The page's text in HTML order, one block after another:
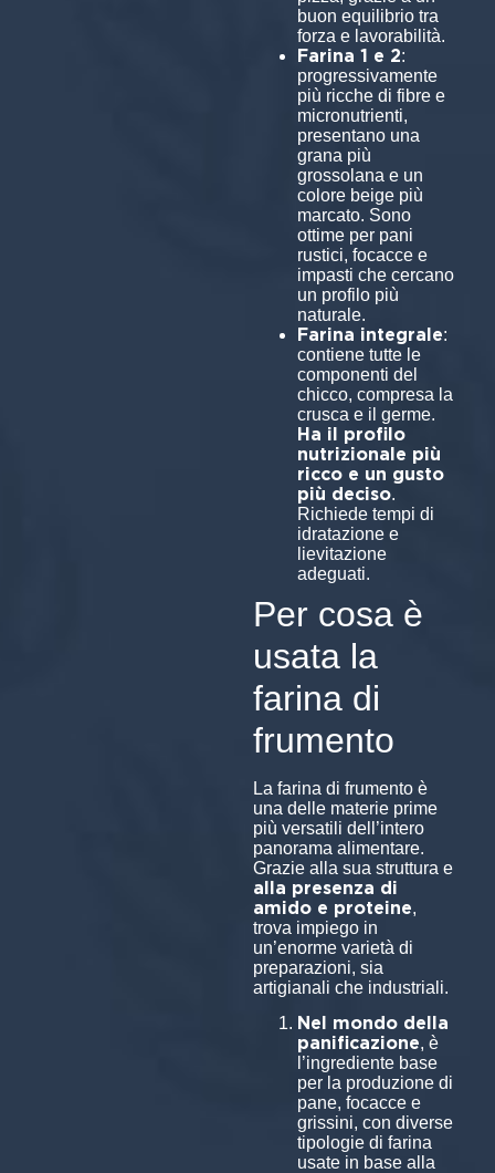
buon equilibrio tra
forza e lavorabilità.
Farina 1 e 2:
progressivamente
più ricche di fibre e
micronutrienti,
presentano una
grana più
grossolana e un
colore beige più
marcato. Sono
ottime per pani
rustici, focacce e
impasti che cercano
un profilo più
naturale.
Farina integrale:
contiene tutte le
componenti del
chicco, compresa la
crusca e il germe.
Ha il profilo
nutrizionale più
ricco e un gusto
più deciso.
Richiede tempi di
idratazione e
lievitazione
adeguati.
Per cosa è
usata la
farina di
frumento
La farina di frumento è
una delle materie prime
più versatili dell’intero
panorama alimentare.
Grazie alla sua struttura e
alla presenza di
amido e proteine,
trova impiego in
un’enorme varietà di
preparazioni, sia
artigianali che industriali.
Nel mondo della
panificazione, è
l’ingrediente base
per la produzione di
pane, focacce e
grissini, con diverse
tipologie di farina
usate in base alla